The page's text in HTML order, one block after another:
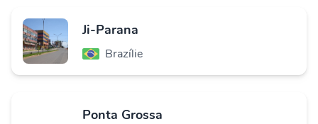
Ji-Parana
Brazílie
Ponta Grossa